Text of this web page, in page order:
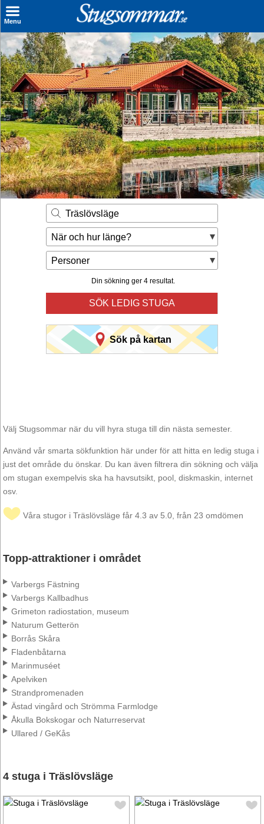
Menu
Sök stuga
Sista Minuten
Genvägar
Inspiration
Kontakt
Husägare
Se hur mycket du kan tjäna
Räkna ut din
hyresintäkt
Träslövsläge
När och hur länge?
Personer
Din sökning ger 4 resultat.
SÖK LEDIG STUGA
Sök på kartan
Välj Stugsommar när du vill hyra stuga till din nästa semester.
Använd vår smarta sökfunktion här under för att hitta en ledig stuga i
just det område du önskar. Du kan även filtrera din sökning och välja
om stugan exempelvis ska ha havsutsikt, pool, diskmaskin, internet
osv.
Våra stugor i Träslövsläge får 4.3 av 5.0, från 23 omdömen
Topp-attraktioner i området
Varbergs Fästning
Varbergs Kallbadhus
Grimeton radiostation, museum
Naturum Getterön
Borrås Skåra
Fladenbåtarna
Marinmuséet
Apelviken
Strandpromenaden
Ästad vingård och Strömma Farmlodge
Åkulla Bokskogar och Naturreservat
Ullared / GeKås
4 stuga i Träslövsläge